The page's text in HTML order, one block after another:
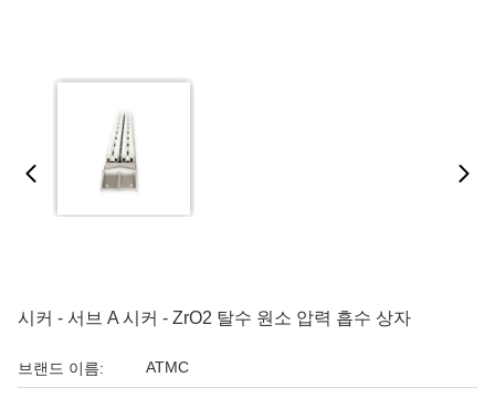
시커 - 서브 A 시커 - ZrO2 탈수 원소 압력 흡수 상자
브랜드 이름: ATMC